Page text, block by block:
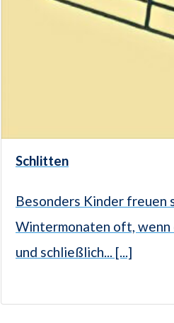
Schlitten
Besonders Kinder freuen
Wintermonaten oft, wenn
und schließlich... [...]